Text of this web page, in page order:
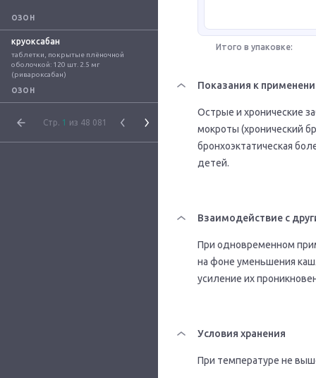
ОЗОН
круоксабан
таблетки, покрытые плёночной
оболочкой: 120 шт. 2.5 мг
(ривароксабан)
ОЗОН
Стр. 1 из 48 081
Итого в упаковке:
Показания к
Острые и хронические
мокроты (хронический
бронхоэктатическая
детей.
Взаимодействие с
При одновременном
на фоне уменьшения
усиление их
Условия хранения
При температуре не